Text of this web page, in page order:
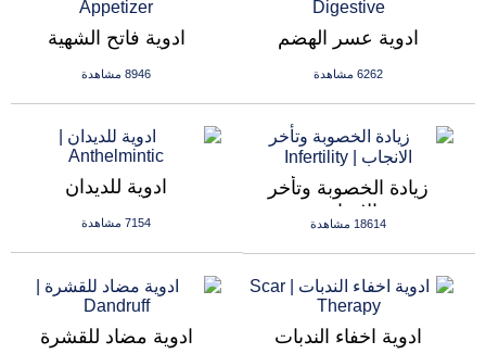
ادوية فاتح الشهية
8946 مشاهدة
ادوية عسر الهضم
6262 مشاهدة
ادوية للديدان
7154 مشاهدة
زيادة الخصوبة وتأخر
الانجاب
18614 مشاهدة
ادوية مضاد للقشرة ادوية اخفاء الندبات